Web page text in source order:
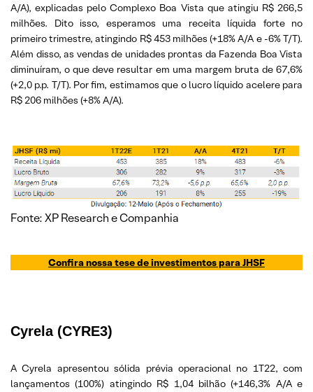
A/A), explicadas pelo Complexo Boa Vista que atingiu R$ 266,5
milhões. Dito isso, esperamos uma receita líquida forte no
primeiro trimestre, atingindo R$ 453 milhões (+18% A/A e -6% T/T).
Além disso, as vendas de unidades prontas da Fazenda Boa Vista
diminuíram, o que deve resultar em uma margem bruta de 67,6%
(+2,0 p.p. T/T). Por fim, estimamos que o lucro líquido acelere para
R$ 206 milhões (+8% A/A).
Fonte: XP Research e Companhia
Confira nossa tese de investimentos para JHSF
Cyrela (CYRE3)
A Cyrela apresentou sólida prévia operacional no 1T22, com
lançamentos (100%) atingindo R$ 1,04 bilhão (+146,3% A/A e